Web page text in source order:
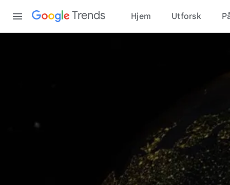
Trends Hjem Utforsk